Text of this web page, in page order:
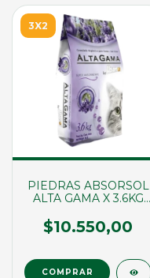
3X2
PIEDRAS ABSORSOL
ALTA GAMA X 3.6KG
$10.550,00